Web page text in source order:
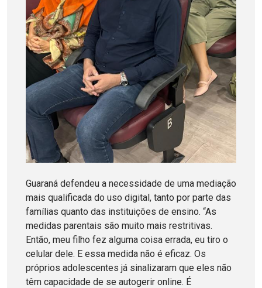
Guaraná defendeu a necessidade de uma mediação
mais qualificada do uso digital, tanto por parte das
famílias quanto das instituições de ensino. “As
medidas parentais são muito mais restritivas.
Então, meu filho fez alguma coisa errada, eu tiro o
celular dele. E essa medida não é eficaz. Os
próprios adolescentes já sinalizaram que eles não
têm capacidade de se autogerir online. É